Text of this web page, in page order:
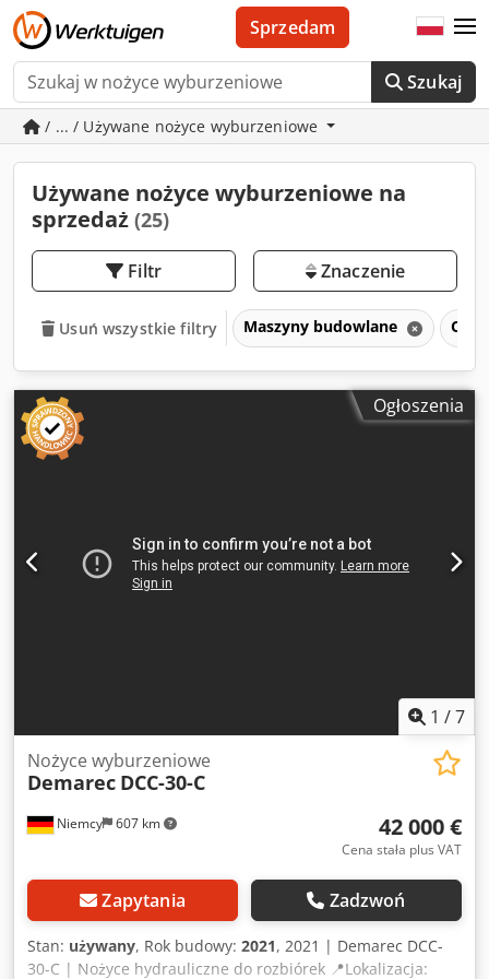
Szukaj
Sprzedam
/ ... / Używane nożyce wyburzeniowe
Używane nożyce wyburzeniowe na
sprzedaż (25)
Filtr Znaczenie
Usuń wszystkie filtry Maszyny budowlane
Ogłoszenia
1 /7
Niemcy 607 km
Nożyce wyburzeniowe
Demarec DCC-30-C
42 000 €
Cena stała plus VAT
Zapytania Zadzwoń
Stan: używany, Rok budowy: 2021, 2021 | Demarec DCC-
30-C | Nożyce hydrauliczne do rozbiórek 📍Lokalizacja: